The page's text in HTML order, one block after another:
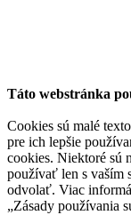
Táto webstránka
Cookies sú malé
pre ich lepšie
cookies. Niektoré sú
používať len s vaším
odvolať. Viac
„Zásady používania